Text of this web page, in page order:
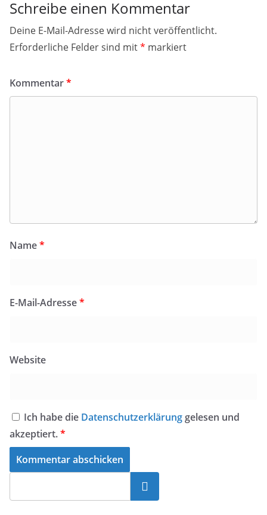
Schreibe einen Kommentar
Deine E-Mail-Adresse wird nicht veröffentlicht.
Erforderliche Felder sind mit* markiert
Kommentar*
Name*
E-Mail-Adresse*
Website
Ich habe die Datenschutzerklärung gelesen und
akzeptiert.*
Suchen